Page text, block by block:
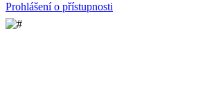
Prohlášení o přístupnosti